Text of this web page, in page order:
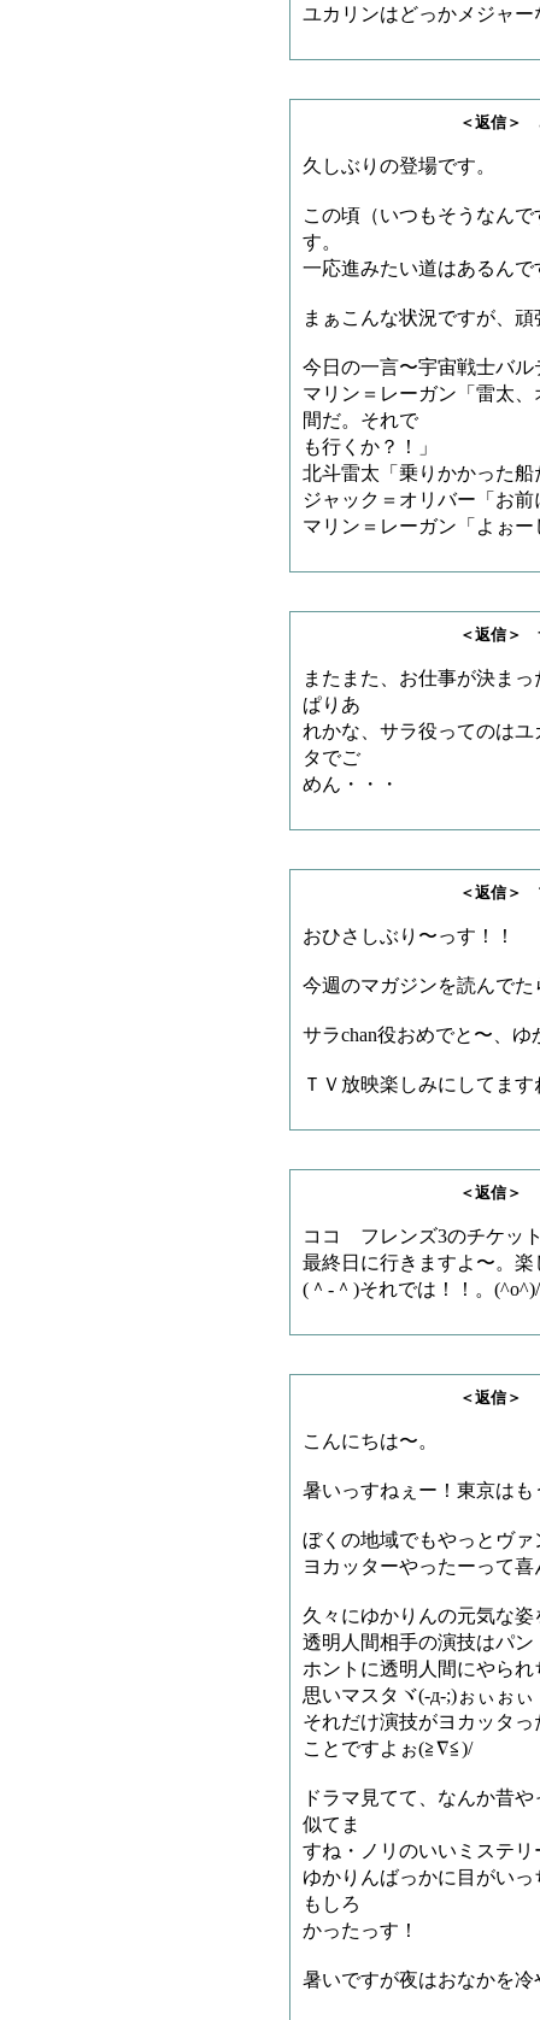
ユカリンはどっかメジャ
＜返信＞ さすらいの
久しぶりの登場です。
この頃（いつもそうなん
す。
一応進みたい道はあるん
まぁこんな状況ですが、
今日の一言〜宇宙戦士バル
マリン＝レーガン「雷太
間だ。それで
も行くか？！」
北斗雷太「乗りかかった船
ジャック＝オリバー「お
マリン＝レーガン「よぉ
＜返信＞ サノゲッ
またまた、お仕事が決ま
ぱりあ
れかな、サラ役ってのは
タでご
めん・・・
＜返信＞ ブンさ
おひさしぶり〜っす！！
今週のマガジンを読んで
サラchan役おめでと〜、ゆ
ＴＶ放映楽しみにしてます
＜返信＞ ビブロス
ココ フレンズ3のチケッ
最終日に行きますよ〜。
(＾-＾)それでは！！。(^o^)/
＜返信＞ どらやき
こんにちは〜。
暑いっすねぇー！東京は
ぼくの地域でもやっとヴ
ヨカッターやったーって
久々にゆかりんの元気な
透明人間相手の演技はパ
ホントに透明人間にやられ
思いマスタヾ(-д-;)ぉぃぉぃ
それだけ演技がヨカッタっ
ことですよぉ(≧∇≦)/
ドラマ見てて、なんか昔
似てま
すね・ノリのいいミステ
ゆかりんばっかに目がい
もしろ
かったっす！
暑いですが夜はおなかを